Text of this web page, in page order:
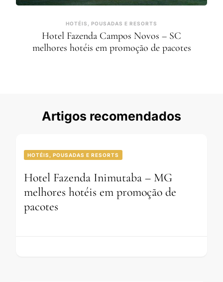
HOTÉIS, POUSADAS E RESORTS
Hotel Fazenda Campos Novos – SC
melhores hotéis em promoção de pacotes
Artigos recomendados
HOTÉIS, POUSADAS E RESORTS
Hotel Fazenda Inimutaba – MG
melhores hotéis em promoção de
pacotes